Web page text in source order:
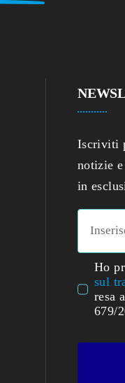
Iscriviti
notizie
in
Ho
sul
resa
679/